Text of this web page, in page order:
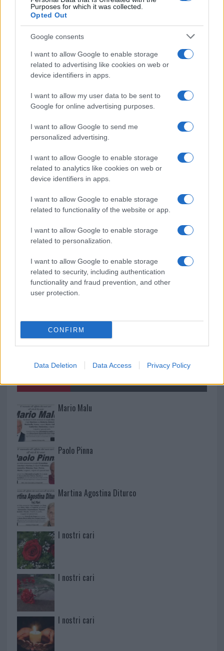
Purposes for which it was collected.
Opted Out
Google consents
I want to allow Google to enable storage
related to advertising like cookies on web or
device identifiers in apps.
I want to allow my user data to be sent to
Google for online advertising purposes.
I want to allow Google to send me
personalized advertising.
I want to allow Google to enable storage
related to analytics like cookies on web or
device identifiers in apps.
I want to allow Google to enable storage
related to functionality of the website or app.
I want to allow Google to enable storage
related to personalization.
I want to allow Google to enable storage
related to security, including authentication
functionality and fraud prevention, and other
user protection.
CONFIRM
Data Deletion Data Access Privacy Policy
Meteo Olbia 9 agosto, temperature in calo
Salmo finisce in ospedale a Catania, ma il tour
va avanti: “Sicilia, ci sono”
Jovanotti, Gabry Ponte e Alfa: Olbia ombelico del
mondo per una notte
Giorgia Meloni a La Maddalena, la vicesindaco:
“Orgoglio e discrezione per visita privata̶…
Incendio nella notte a Olbia, a fuoco due furgoni
A fuoco un deposito con bombole, intervento dei
Mario Malu
Paolo Pinna
Martina Agostina Diturco
I nostri cari
I nostri cari
I nostri cari